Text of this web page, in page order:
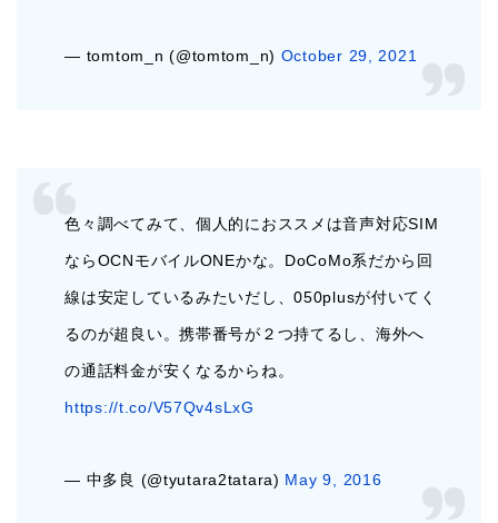
— tomtom_n (@tomtom_n) October 29, 2021
色々調べてみて、個人的におススメは音声対応SIM
ならOCNモバイルONEかな。DoCoMo系だから回
線は安定しているみたいだし、050plusが付いてく
るのが超良い。携帯番号が２つ持てるし、海外へ
の通話料金が安くなるからね。
https://t.co/V57Qv4sLxG
— 中多良 (@tyutara2tatara) May 9, 2016